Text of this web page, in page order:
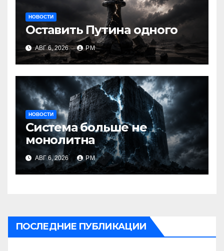
НОВОСТИ
Оставить Путина одного
АВГ 6, 2026 РМ
НОВОСТИ
Система больше не
монолитна
АВГ 6, 2026 РМ
ПОСЛЕДНИЕ ПУБЛИКАЦИИ